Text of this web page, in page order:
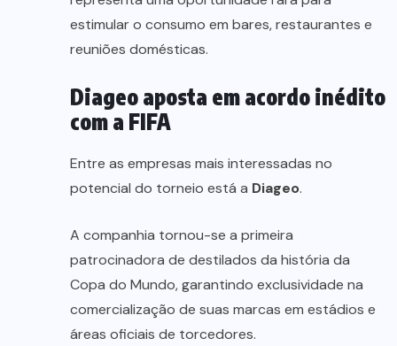
estimular o consumo em bares, restaurantes e
reuniões domésticas.
Diageo aposta em acordo inédito
com a FIFA
Entre as empresas mais interessadas no
potencial do torneio está a Diageo.
A companhia tornou-se a primeira
patrocinadora de destilados da história da
Copa do Mundo, garantindo exclusividade na
comercialização de suas marcas em estádios e
áreas oficiais de torcedores.